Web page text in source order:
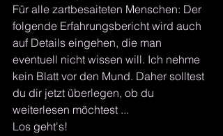
Für alle zartbesaiteten Menschen: Der
folgende Erfahrungsbericht wird auch
auf Details eingehen, die man
eventuell nicht wissen will. Ich nehme
kein Blatt vor den Mund. Daher solltest
du dir jetzt überlegen, ob du
weiterlesen möchtest ...
Los geht's!